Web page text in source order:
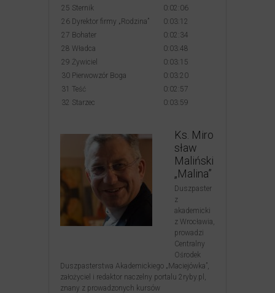
25 Sternik
0:02:06
26 Dyrektor firmy „Rodzina”
0:03:12
27 Bohater
0:02:34
28 Władca
0:03:48
29 Żywiciel
0:03:15
30 Pierwowzór Boga
0:03:20
31 Teść
0:02:57
32 Starzec
0:03:59
Ks. Miro
sław
Maliński
„Malina”
Duszpaster
z
akademicki
z Wrocławia,
prowadzi
Centralny
Ośrodek
Duszpasterstwa Akademickiego „Maciejówka”,
założyciel i redaktor naczelny portalu 2ryby.pl,
znany z prowadzonych kursów